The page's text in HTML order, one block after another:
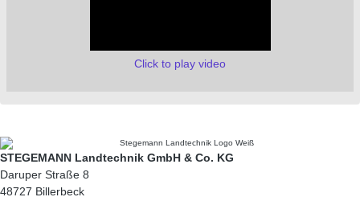
Click to play video
STEGEMANN Landtechnik GmbH & Co. KG
Daruper Straße 8
48727 Billerbeck